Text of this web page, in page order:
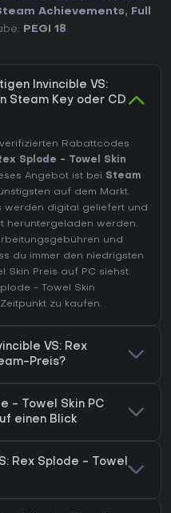
Achievements,
Full
PEGI 18.
Invincible VS:
Steam Key oder CD
Rabattcodes
Splode - Towel Skin
Angebot ist bei Steam
auf dem Markt.
werden digital geliefert und
heruntergeladen werden.
und
du immer den niedrigsten
Skin Preis auf PC siehst.
- Towel Skin
zu kaufen.
VS: Rex
Preis?
- Towel Skin PC
einen Blick
Rex Splode - Towel